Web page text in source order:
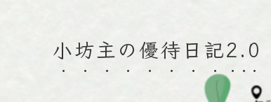
小坊主の優待日記2.0